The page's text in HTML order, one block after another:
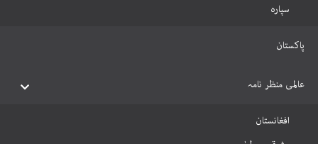
سپارہ
پاکستان
عالمی منظر نامہ
افغانستان